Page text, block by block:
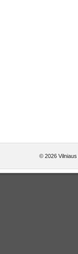
© 2026